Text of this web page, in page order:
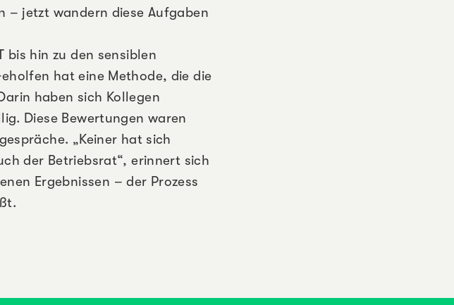
– jetzt wandern diese Aufgaben
bis hin zu den sensiblen
hat eine Methode, die die
haben sich Kollegen
Diese Bewertungen waren
„Keiner hat sich
der Betriebsrat“, erinnert sich
Ergebnissen – der Prozess